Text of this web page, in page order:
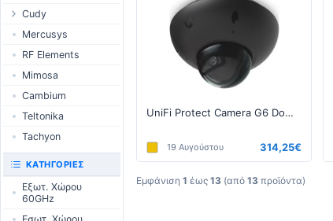
UniFi Protect Camera G6 Dome Μαύρο
19 Αυγούστου 314,25€
Εμφάνιση 1 έως 13 (από 13 προϊόντα)
Ethernet
Switches
LTE/5G products
IoT products
60GHz products
RouterBOARD
Διεπαφές
Εξαρτήματα
Cudy
Routers
LTE / 5G
AP / MESH
Switch
NIC
USB Chargers
Mercusys
RF Elements
Mimosa
Cambium
Teltonika
Tachyon
ΚΑΤΗΓΟΡΊΕΣ
Εξωτ. Χώρου
60GHz